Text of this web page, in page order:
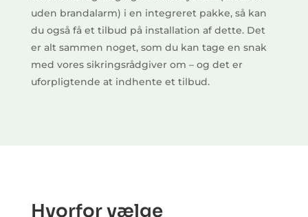
uden brandalarm) i en integreret pakke, så kan
du også få et tilbud på installation af dette. Det
er alt sammen noget, som du kan tage en snak
med vores sikringsrådgiver om – og det er
uforpligtende at indhente et tilbud.
Hvorfor vælge